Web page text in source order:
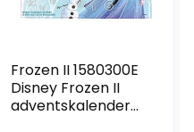
Frozen II 1580300E
Disney Frozen II
adventskalender